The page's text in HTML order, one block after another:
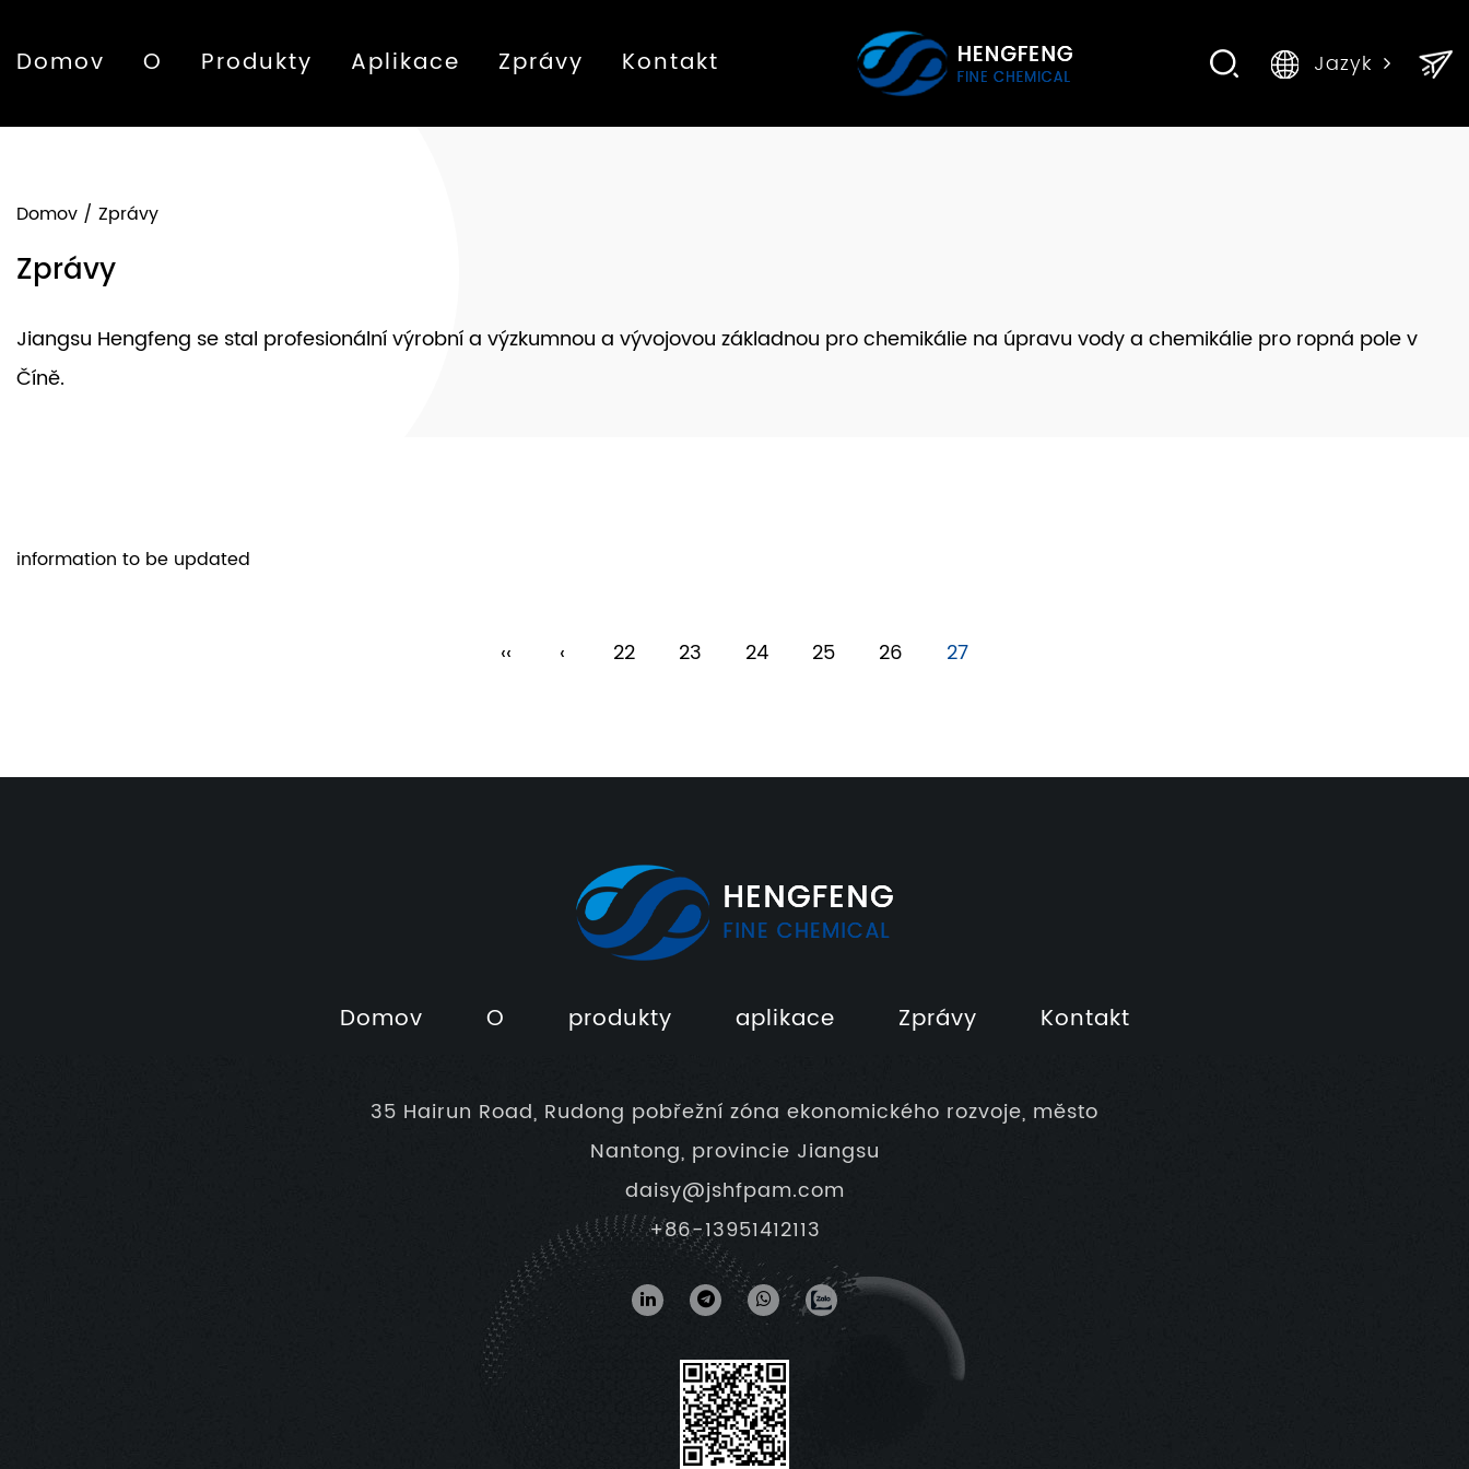
Domov O Produkty Aplikace Zprávy Kontakt Jazyk
Domov / Zprávy
Zprávy
Jiangsu Hengfeng se stal profesionální výrobní a výzkumnou a vývojovou základnou pro chemikálie na úpravu vody a chemikálie pro ropná pole v
Číně.
information to be updated
‹‹ ‹ 22 23 24 25 26 27
Domov O produkty aplikace Zprávy Kontakt
35 Hairun Road, Rudong pobřežní zóna ekonomického rozvoje, město
Nantong, provincie Jiangsu
daisy@jshfpam.com
+86-13951412113